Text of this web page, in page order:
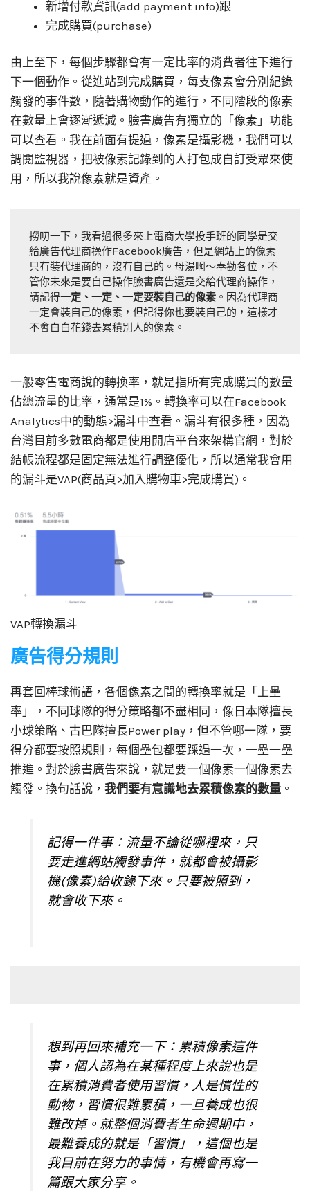
新增付款資訊(add payment info)跟
完成購買(purchase)
由上至下，每個步驟都會有一定比率的消費者往下進行
下一個動作。從進站到完成購買，每支像素會分別紀錄
觸發的事件數，隨著購物動作的進行，不同階段的像素
在數量上會逐漸遞減。臉書廣告有獨立的「像素」功能
可以查看。我在前面有提過，像素是攝影機，我們可以
調閱監視器，把被像素記錄到的人打包成自訂受眾來使
用，所以我說像素就是資產。
撈叨一下，我看過很多來上電商大學投手班的同學是交
給廣告代理商操作Facebook廣告，但是網站上的像素
只有裝代理商的，沒有自己的。母湯啊～奉勸各位，不
管你未來是要自己操作臉書廣告還是交給代理商操作，
請記得一定、一定、一定要裝自己的像素 。因為代理商
一定會裝自己的像素，但記得你也要裝自己的，這樣才
不會白白花錢去累積別人的像素。
一般零售電商說的轉換率，就是指所有完成購買的數量
佔總流量的比率，通常是1%。轉換率可以在Facebook
Analytics中的動態>漏斗中查看。漏斗有很多種，因為
台灣目前多數電商都是使用開店平台來架構官網，對於
結帳流程都是固定無法進行調整優化，所以通常我會用
的漏斗是VAP(商品頁>加入購物車>完成購買)。
VAP轉換漏斗
廣告得分規則
再套回棒球術語，各個像素之間的轉換率就是「上壘
率」，不同球隊的得分策略都不盡相同，像日本隊擅長
小球策略、古巴隊擅長Power play，但不管哪一隊，要
得分都要按照規則，每個壘包都要踩過一次，一壘一壘
推進。對於臉書廣告來說，就是要一個像素一個像素去
觸發。換句話說， 我們要有意識地去累積像素的數量 。
記得一件事：流量不論從哪裡來，只
要走進網站觸發事件，就都會被攝影
機(像素)給收錄下來。只要被照到，
就會收下來。
想到再回來補充一下：累積像素這件
事，個人認為在某種程度上來說也是
在累積消費者使用習慣，人是慣性的
動物，習慣很難累積，一旦養成也很
難改掉。就整個消費者生命週期中，
最難養成的就是「習慣」，這個也是
我目前在努力的事情，有機會再寫一
篇跟大家分享。